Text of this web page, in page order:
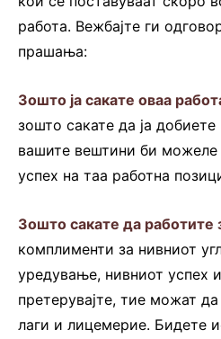
работа. Вежбајте ги
прашања:
Зошто ја сакате оваа
зошто сакате да ја
вашите вештини би можеле
успех на таа работна
Зошто сакате да работите
комплименти за нивниот
уредување, нивниот успех
претерувајте, тие можат
лаги и лицемерие. Бидете